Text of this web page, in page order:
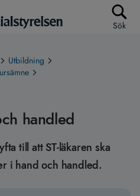
Sök
Utbildning
handled
till att ST-läkaren ska
i hand och handled.